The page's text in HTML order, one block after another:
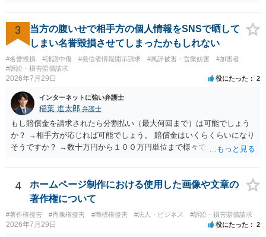
て、開示請求が認められたり、民事裁判や刑事裁判に発展しうるもの
でしょうか？ →権利侵害や、名誉毀損・侮辱に該当する可能性が低い
ため、民事裁判や刑事裁判に発展することはあまり考えられないよう
に思われます。
3
当方の腹いせで相手方の個人情報をSNSで晒して
しまい名誉毀損させてしまったかもしれない
#名誉毀損 #誹謗中傷 #発信者情報開示請求 #風評被害・営業妨害
#加害者
#訴訟・損害賠償請求
2026年7月29日 役にたった 2
インターネットに強い弁護士
稲葉 進太郎 弁護士
もし賠償金を請求されたら分割払い（最大何回まで）は可能でしょう
か？ →相手方が応じれば可能でしょう。 賠償金はいくらくらいになり
そうですか？ →数十万円から１００万円単位まで様々であり、不明で
渉が行われ、双方合意に至れば支払が開始され、決裂して相手方が訴
訟提起を選択すれば訴訟の中で解決がなされる流れが通常です。
4
ホームページ制作における使用した画像や文章の
著作権について
#著作権侵害 #肖像権侵害 #商標権侵害 #法人・ビジネス #訴訟・損害賠償請求
2026年7月29日 役にたった 2